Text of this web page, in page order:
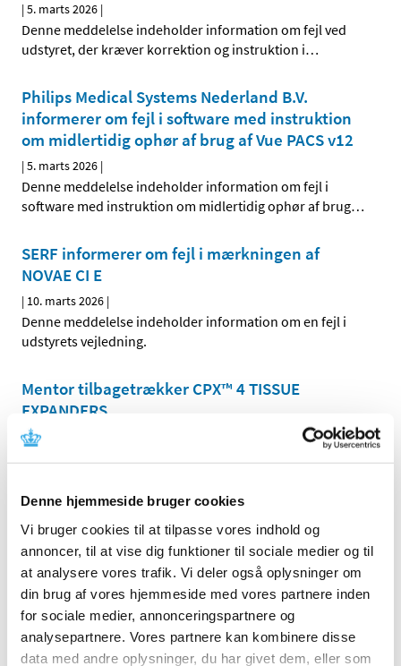
Denne hjemmeside bruger cookies
Vi bruger cookies til at tilpasse vores indhold og
annoncer, til at vise dig funktioner til sociale medier og til
at analysere vores trafik. Vi deler også oplysninger om
din brug af vores hjemmeside med vores partnere inden
for sociale medier, annonceringspartnere og
analysepartnere. Vores partnere kan kombinere disse
data med andre oplysninger, du har givet dem, eller som
|5. marts 2026 |
Denne meddelelse indeholder information om fejl ved
udstyret, der kræver korrektion og instruktion i…
Philips Medical Systems Nederland B.V.
informerer om fejl i software med instruktion
om midlertidig ophør af brug af Vue PACS v12
|5. marts 2026 |
Denne meddelelse indeholder information om fejl i
software med instruktion om midlertidig ophør af brug…
SERF informerer om fejl i mærkningen af
NOVAE CI E
| 10. marts 2026 |
Denne meddelelse indeholder information om en fejl i
udstyrets vejledning.
Mentor tilbagetrækker CPX™ 4 TISSUE
EXPANDERS
|17. marts 2026
Kinetec SAS instruerer i sikker og korrekt brug
af Manosplint Cushionfoam
|19. marts 2026|
Denne meddelelse indeholder information om sikker og
korrekt brug af udstyret.
Olympus instruerer i sikker og korrekt brug af